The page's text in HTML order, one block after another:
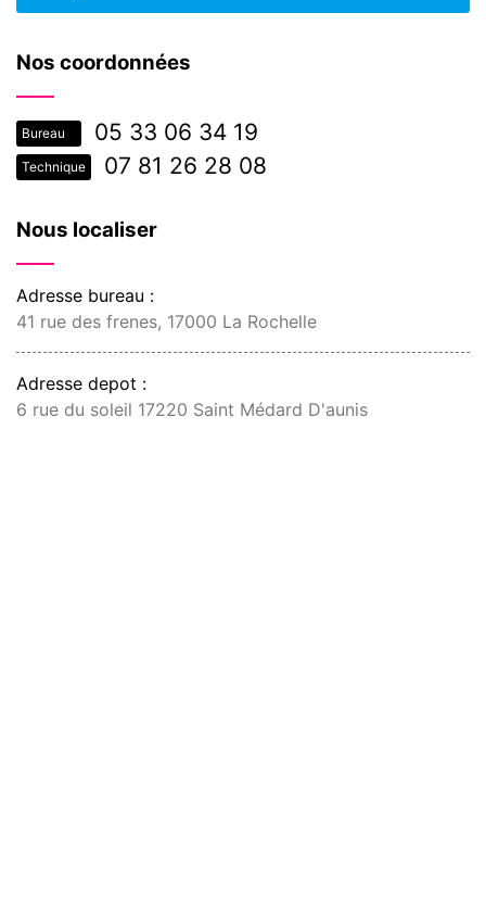
Nos coordonnées
Bureau 05 33 06 34 19
Technique 07 81 26 28 08
Nous localiser
Adresse bureau :
41 rue des frenes, 17000 La Rochelle
Adresse depot :
6 rue du soleil 17220 Saint Médard D'aunis